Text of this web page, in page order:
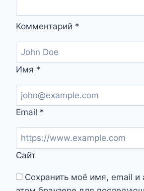
Комментарий *
Имя *
Email *
Сайт
Сохранить моё имя, email и